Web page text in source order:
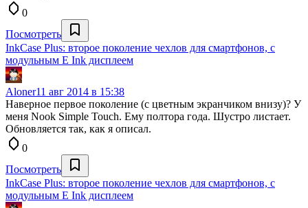
0
Посмотреть
InkCase Plus: второе поколение чехлов для смартфонов, с
модульным E Ink дисплеем
Aloner11 авг 2014 в 15:38
Наверное первое поколение (с цветным экранчиком внизу)? У
меня Nook Simple Touch. Ему полтора года. Шустро листает.
Обновляется так, как я описал.
0
Посмотреть
InkCase Plus: второе поколение чехлов для смартфонов, с
модульным E Ink дисплеем